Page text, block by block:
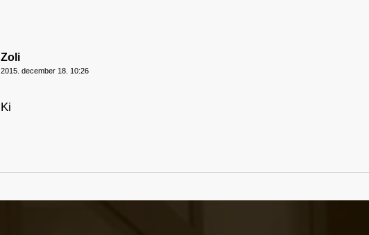
Zoli
2015. december 18. 10:26
Ki